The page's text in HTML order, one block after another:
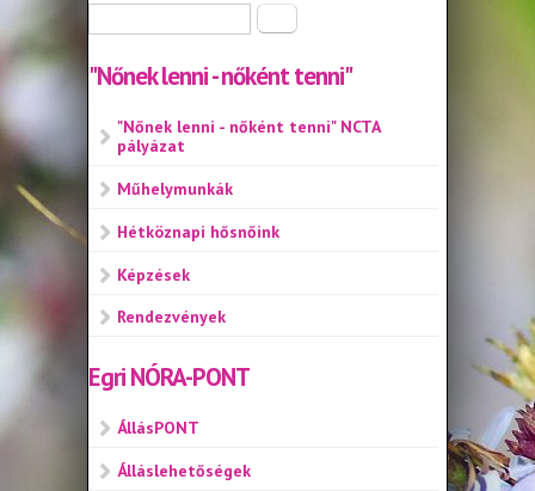
Keresés
"Nőnek lenni - nőként tenni"
"Nőnek lenni - nőként tenni" NCTA
pályázat
Műhelymunkák
Hétköznapi hősnőink
Képzések
Rendezvények
Egri NÓRA-PONT
ÁllásPONT
Álláslehetőségek